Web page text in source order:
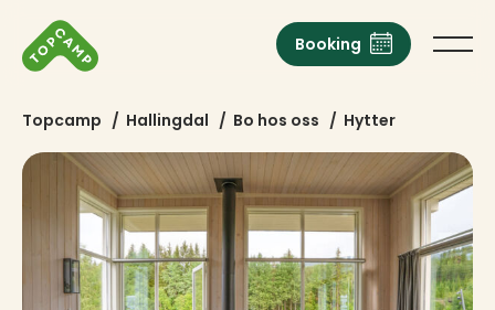
Booking
Topcamp / Hallingdal / Bo hos oss / Hytter